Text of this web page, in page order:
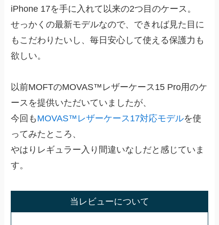
iPhone 17を手に入れて以来の2つ目のケース。
せっかくの最新モデルなので、できれば見た目に
もこだわりたいし、毎日安心して使える保護力も
欲しい。
以前MOFTのMOVAS™レザーケース15 Pro用のケ
ースを提供いただいていましたが、
今回も MOVAS™レザーケース17対応モデルを使
ってみたところ、
やはりレギュラー入り間違いなしだと感じていま
す。
当レビューについて